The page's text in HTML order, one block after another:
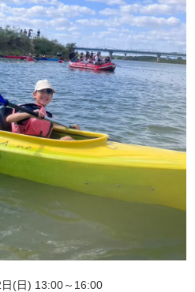
(日) 13:00～16:00